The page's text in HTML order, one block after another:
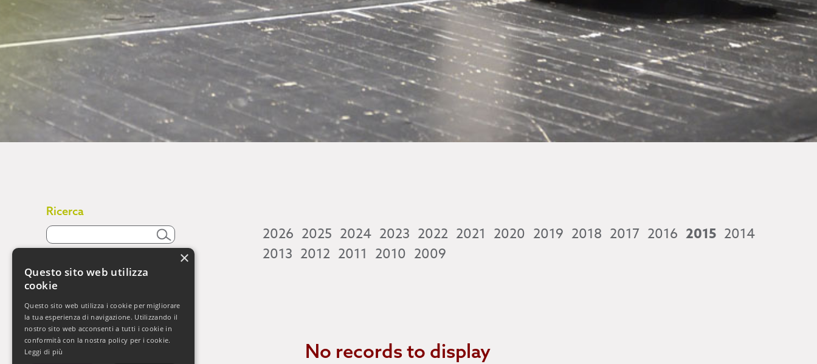
Ricerca
Attività
La Settimana del Cervello
Gli Orizzonti della Salute
Vivere Sani, Vivere Bene 2009-2019
Vivere Sani, Vivere Bene Online
Gli Appuntamenti della Salute
Il Respiro di Oxy.gen
2026 2025 2024 2023 2022 2021 2020 2019 2018 2017 2016 2015 2014
2013 2012 2011 2010 2009
No records to display
×
Questo sito web utilizza
cookie
Questo sito web utilizza i cookie per migliorare
la tua esperienza di navigazione. Utilizzando il
nostro sito web acconsenti a tutti i cookie in
conformità con la nostra policy per i cookie.
Leggi di più